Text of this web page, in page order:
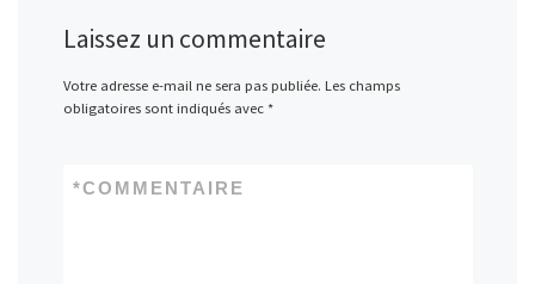
Laissez un commentaire
Votre adresse e-mail ne sera pas publiée. Les champs
obligatoires sont indiqués avec *
COMMENTAIRE
*